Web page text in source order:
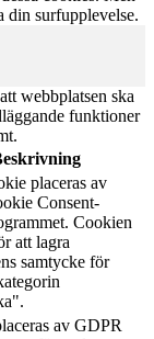
din surfupplevelse.
webbplatsen ska
funktioner
placeras av
Consent-
Cookien
att lagra
samtycke för
av GDPR